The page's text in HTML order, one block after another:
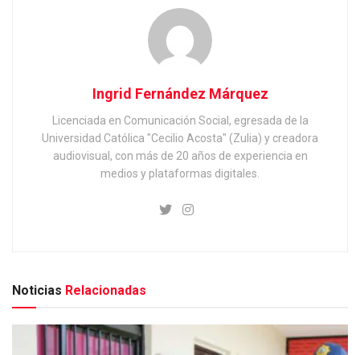
Ingrid Fernández Márquez
Licenciada en Comunicación Social, egresada de la
Universidad Católica "Cecilio Acosta" (Zulia) y creadora
audiovisual, con más de 20 años de experiencia en
medios y plataformas digitales.
Noticias Relacionadas